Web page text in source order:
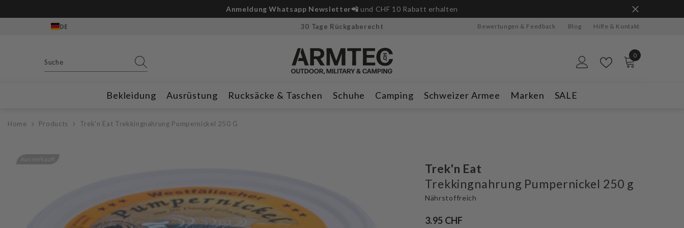
Anmeldung Whatsapp Newsletter📲 und CHF 10 Rabatt erhalten
DE 30 Tage Rückgaberecht Bewertungen & Feedback Blog Hilfe & Kontakt
0
0
Bekleidung Ausrüstung Rucksäcke & Taschen Schuhe Camping Schweizer Armee Marken SALE
Home Products Trek'n Eat Trekkingnahrung Pumpernickel 250 G
Ausverkauft
Trek'n Eat
Trekkingnahrung Pumpernickel 250 g
Nährstoffreich
3.95 CHF